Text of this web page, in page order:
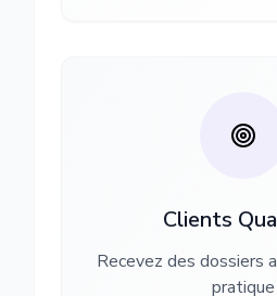
Clients
Recevez des dossiers
pratique